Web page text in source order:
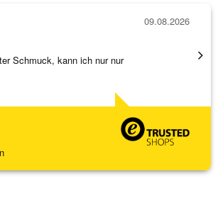
Schmuck, kann ich nur nur
09.08.2026
3 x